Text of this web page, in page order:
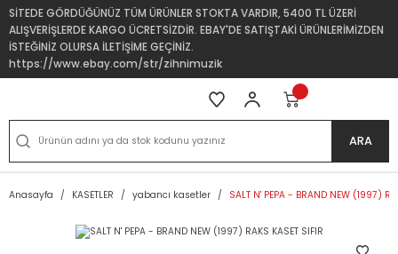
SİTEDE GÖRDÜĞÜNÜZ TÜM ÜRÜNLER STOKTA VARDIR, 5400 TL ÜZERİ
ALIŞVERİŞLERDE KARGO ÜCRETSİZDİR. EBAY'DE SATIŞTAKİ ÜRÜNLERİMİZDEN
İSTEĞİNİZ OLURSA İLETİŞİME GEÇİNİZ.
https://www.ebay.com/str/zihnimuzik
ARA
Anasayfa KASETLER yabancı kasetler SALT N' PEPA - BRAND NEW (1997)